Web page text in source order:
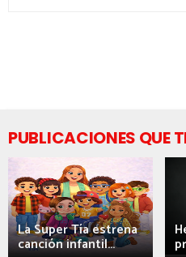
PUBLICACIONES QUE
La Super Tía estrena
canción infantil...